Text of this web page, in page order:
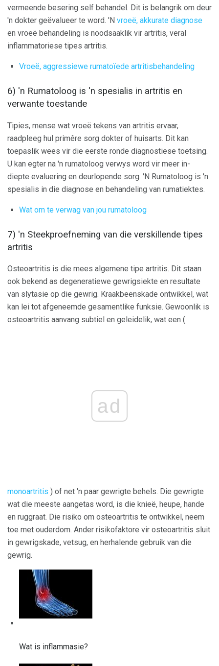
vermeende besering self behandel. Dit is belangrik om deur
'n dokter geëvalueer te word. 'N vroeë, akkurate diagnose
en vroeë behandeling is noodsaaklik vir artritis, veral
inflammatoriese tipes artritis.
Vroeë, aggressiewe rumatoïede artritisbehandeling
6) 'n Rumatoloog is 'n spesialis in artritis en
verwante toestande
Tipies, mense wat vroeë tekens van artritis ervaar,
raadpleeg hul primêre sorg dokter of huisarts. Dit kan
toepaslik wees vir die eerste ronde diagnostiese toetsing.
U kan egter na 'n rumatoloog verwys word vir meer in-
diepte evaluering en deurlopende sorg. 'N Rumatoloog is 'n
spesialis in die diagnose en behandeling van rumatiektes.
Wat om te verwag van jou rumatoloog
7) 'n Steekproefneming van die verskillende tipes
artritis
Osteoartritis is die mees algemene tipe artritis. Dit staan ​​
ook bekend as degeneratiewe gewrigsiekte en resultate
van slytasie op die gewrig. Kraakbeenskade ontwikkel, wat
kan lei tot afgeneemde gesamentlike funksie. Gewoonlik is
osteoartritis aanvang subtiel en geleidelik, wat een (
ad
monoartritis ) of net 'n paar gewrigte behels. Die gewrigte
wat die meeste aangetas word, is die knieë, heupe, hande
en ruggraat. Die risiko om osteoartritis te ontwikkel, neem
toe met ouderdom. Ander risikofaktore vir osteoartritis sluit
in gewrigskade, vetsug, en herhalende gebruik van die
gewrig.
Wat is inflammasie?